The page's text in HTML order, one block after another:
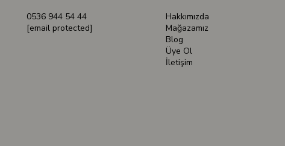
0536 944 54 44
[email protected]
Hakkımızda
Mağazamız
Blog
Üye Ol
İletişim